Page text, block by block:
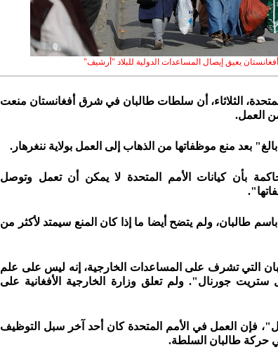
يعيق إيصال المساعدات الدولية للبلاد "أرشيف"
الثلاثاء، أن سلطات طالبان في شرق أفغانستان منعت
العمل.
بعد منع موظفاتها من الذهاب إلى العمل بولاية ننغرهار.
بأن كيانات الأمم المتحدة لا يمكن أن تعمل وتوصل
طالبان، ولم يتضح أيضا ما إذا كان المنع سيمتد لأكثر من
التي تشرف على المساعدات الخارجية، إنه ليس على علم
جورنال". ولم تعلق وزارة الخارجية الأفغانية على
العمل في الأمم المتحدة كان أحد آخر سبل التوظيف
حركة طالبان السلطة.